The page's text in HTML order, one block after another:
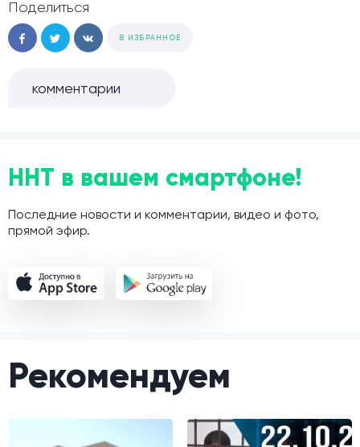
Поделиться
В ИЗБРАННОЕ
комментарии
ННТ в вашем смартфоне!
Последние новости и комментарии, видео и фото,
прямой эфир.
Рекомендуем